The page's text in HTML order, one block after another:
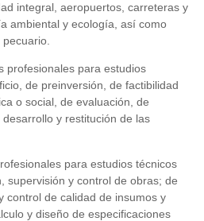
integral, aeropuertos, carreteras y
ambiental y ecología, así como
profesionales para estudios
de preinversión, de factibilidad
o social, de evaluación, de
y restitución de las
para estudios técnicos
supervisión y control de obras; de
control de calidad de insumos y
y diseño de especificaciones